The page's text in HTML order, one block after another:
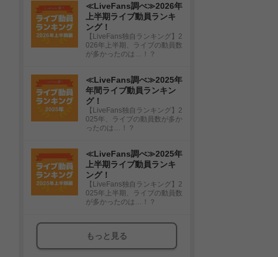
≪LiveFans調べ≫2026年
上半期ライブ動員ランキ
ング！
【LiveFans独自ランキング】2
026年上半期、ライブの動員数
が多かったのは…！？
≪LiveFans調べ≫2025年
年間ライブ動員ランキン
グ！
【LiveFans独自ランキング】2
025年、ライブの動員数が多か
ったのは…！？
≪LiveFans調べ≫2025年
上半期ライブ動員ランキ
ング！
【LiveFans独自ランキング】2
025年上半期、ライブの動員数
が多かったのは…！？
もっと見る